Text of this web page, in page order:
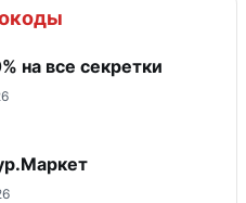
на все секретки